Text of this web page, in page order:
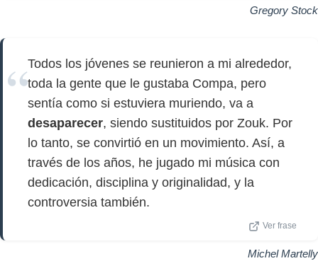
Gregory Stock
Todos los jóvenes se reunieron a mi alrededor,
toda la gente que le gustaba Compa, pero
sentía como si estuviera muriendo, va a
desaparecer, siendo sustituidos por Zouk. Por
lo tanto, se convirtió en un movimiento. Así, a
través de los años, he jugado mi música con
dedicación, disciplina y originalidad, y la
controversia también.
Ver frase
Michel Martelly